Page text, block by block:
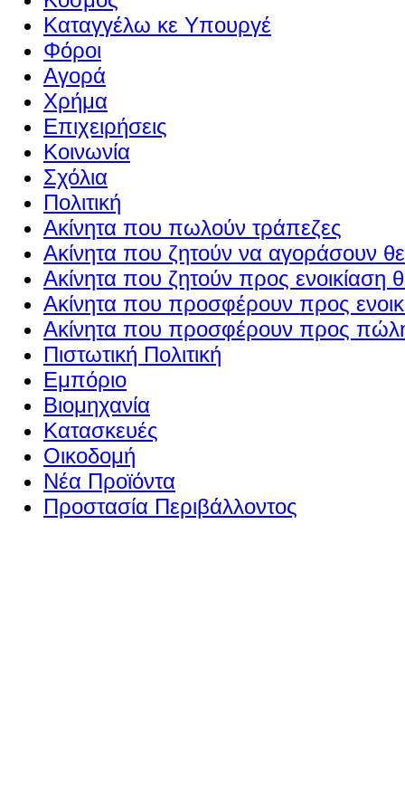
Καταγγέλω κε Υπουργέ
Φόροι
Αγορά
Χρήμα
Επιχειρήσεις
Κοινωνία
Σχόλια
Πολιτική
Ακίνητα που πωλούν τράπεζες
Ακίνητα που ζητούν να αγοράσουν
Ακίνητα που ζητούν προς ενοικίαση
Ακίνητα που προσφέρουν προς
Ακίνητα που προσφέρουν προς
Πιστωτική Πολιτική
Εμπόριο
Βιομηχανία
Κατασκευές
Οικοδομή
Νέα Προϊόντα
Προστασία Περιβάλλοντος